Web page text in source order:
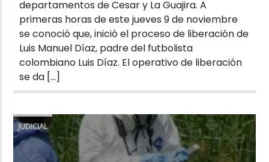
departamentos de Cesar y La Guajira. A
primeras horas de este jueves 9 de noviembre
se conoció que, inició el proceso de liberación de
Luis Manuel Díaz, padre del futbolista
colombiano Luis Díaz. El operativo de liberación
se da […]
JUDICIAL